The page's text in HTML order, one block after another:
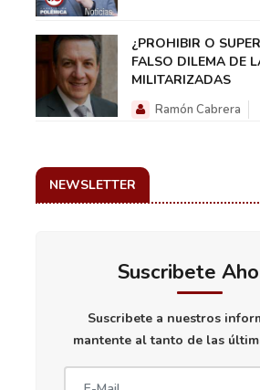
¿PROHIBIR O
FALSO DILEMA DE
MILITARIZADAS
Ramón Cabrera
NEWSLETTER
Suscribete
Suscribete a nuestros
mantente al tanto de las